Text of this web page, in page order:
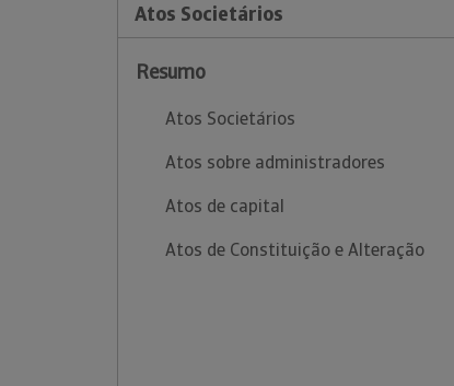
Atos Societários
Resumo
Atos Societários
Atos sobre administradores
Atos de capital
Atos de Constituição e Alteração